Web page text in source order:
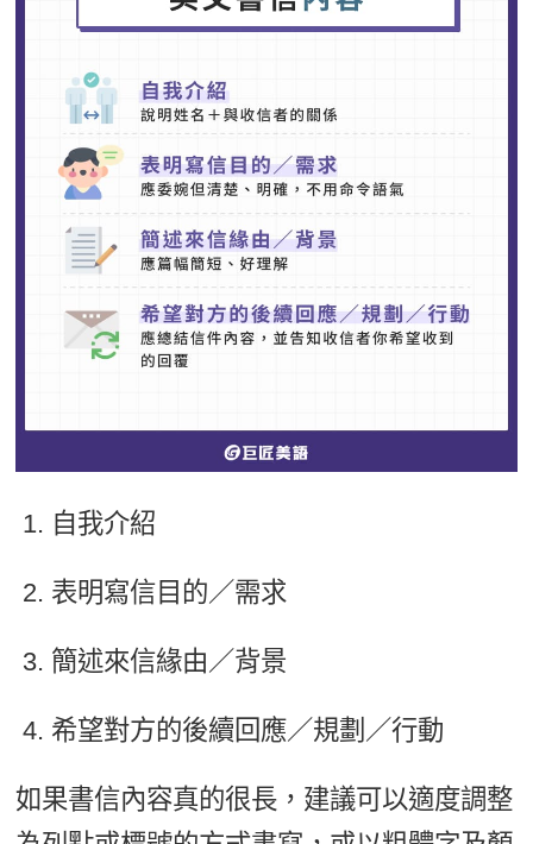
自我介紹
表明寫信目的／需求
簡述來信緣由／背景
希望對方的後續回應／規劃／行動
如果書信內容真的很長，建議可以適度調整